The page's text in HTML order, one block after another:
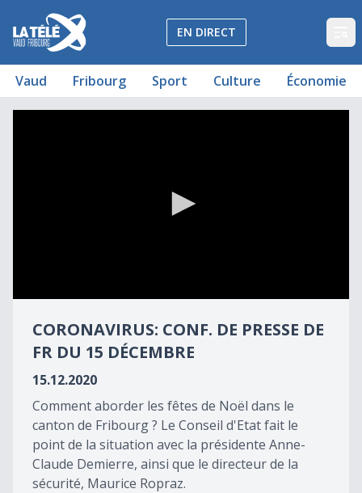
La Télé - Télévision régionale Vaud et Fribourg
EN DIRECT
Vaud Fribourg Sport Culture Économie
minutes,
seconds
CORONAVIRUS: CONF. DE PRESSE DE
FR DU 15 DÉCEMBRE
15.12.2020
Comment aborder les fêtes de Noël dans le
canton de Fribourg ? Le Conseil d'Etat fait le
point de la situation avec la présidente Anne-
Claude Demierre, ainsi que le directeur de la
sécurité, Maurice Ropraz.